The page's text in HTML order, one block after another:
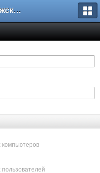
Блоги Калужского перекрестка
компьютеров
пользователей